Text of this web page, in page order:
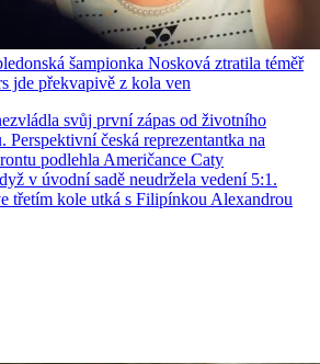
šampionka Nosková ztratila téměř
jde překvapivě z kola ven
svůj první zápas od životního
česká reprezentantka na
podlehla Američance Caty
v úvodní sadě neudržela vedení 5:1.
třetím kole utká s Filipínkou Alexandrou